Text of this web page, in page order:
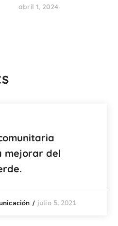
abril 1, 2024
mejorar del
julio 5, 2021